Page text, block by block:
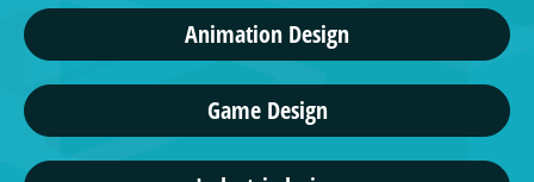
Animation Design
Game Design